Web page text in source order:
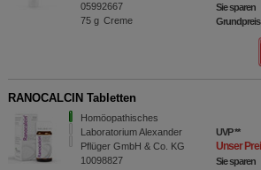
05992667
75 g Creme
Sie sparen
Grundpreis
RANOCALCIN Tabletten
Homöopathisches
Laboratorium Alexander
Pflüger GmbH & Co. KG
10098827
UVP**
Unser
Sie sparen